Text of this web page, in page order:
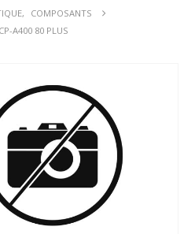
,
COMPOSANTS
A400 80 PLUS